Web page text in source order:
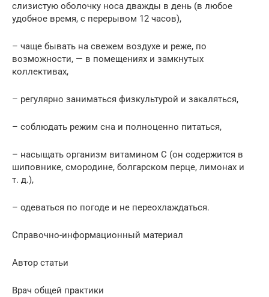
слизистую оболочку носа дважды в день (в любое
удобное время, с перерывом 12 часов),
– чаще бывать на свежем воздухе и реже, по
возможности, — в помещениях и замкнутых
коллективах,
– регулярно заниматься физкультурой и закаляться,
– соблюдать режим сна и полноценно питаться,
– насыщать организм витамином С (он содержится в
шиповнике, смородине, болгарском перце, лимонах и
т. д.),
– одеваться по погоде и не переохлаждаться.
Справочно-информационный материал
Автор статьи
Врач общей практики